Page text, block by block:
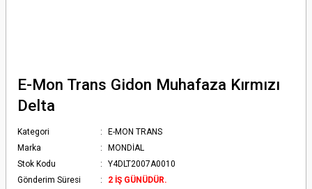
E-Mon Trans Gidon Muhafaza Kırmızı
Delta
Kategori
E-MON TRANS
Marka
MONDİAL
Stok Kodu
Y4DLT2007A0010
Gönderim Süresi
2 İŞ GÜNÜDÜR.